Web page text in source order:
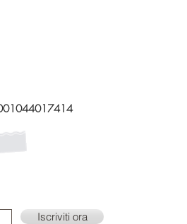
Iscriviti ora